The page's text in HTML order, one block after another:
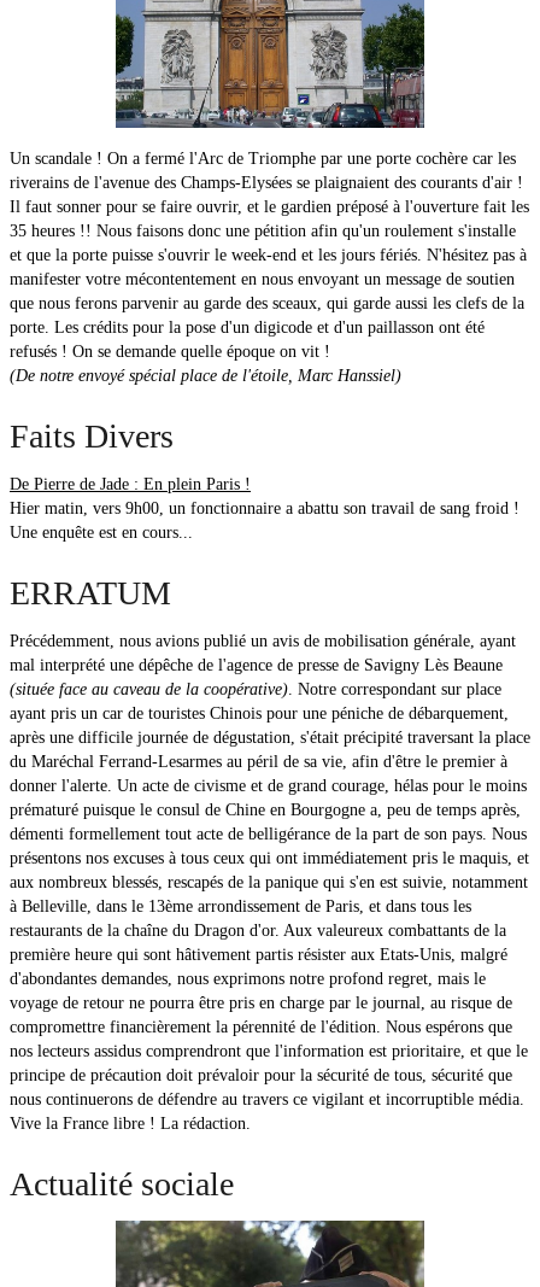
Un scandale ! On a fermé l'Arc de Triomphe par une porte cochère car les
riverains de l'avenue des Champs-Elysées se plaignaient des courants d'air !
Il faut sonner pour se faire ouvrir, et le gardien préposé à l'ouverture fait les
35 heures !! Nous faisons donc une pétition afin qu'un roulement s'installe
et que la porte puisse s'ouvrir le week-end et les jours fériés. N'hésitez pas à
manifester votre mécontentement en nous envoyant un message de soutien
que nous ferons parvenir au garde des sceaux, qui garde aussi les clefs de la
porte. Les crédits pour la pose d'un digicode et d'un paillasson ont été
refusés ! On se demande quelle époque on vit !
(De notre envoyé spécial place de l'étoile, Marc Hanssiel)
Faits Divers
De Pierre de Jade : En plein Paris !
Hier matin, vers 9h00, un fonctionnaire a abattu son travail de sang froid !
Une enquête est en cours...
ERRATUM
Précédemment, nous avions publié un avis de mobilisation générale, ayant
mal interprété une dépêche de l'agence de presse de Savigny Lès Beaune
(située face au caveau de la coopérative) . Notre correspondant sur place
ayant pris un car de touristes Chinois pour une péniche de débarquement,
après une difficile journée de dégustation, s'était précipité traversant la place
du Maréchal Ferrand-Lesarmes au péril de sa vie, afin d'être le premier à
donner l'alerte. Un acte de civisme et de grand courage, hélas pour le moins
prématuré puisque le consul de Chine en Bourgogne a, peu de temps après,
démenti formellement tout acte de belligérance de la part de son pays. Nous
présentons nos excuses à tous ceux qui ont immédiatement pris le maquis, et
aux nombreux blessés, rescapés de la panique qui s'en est suivie, notamment
à Belleville, dans le 13ème arrondissement de Paris, et dans tous les
restaurants de la chaîne du Dragon d'or. Aux valeureux combattants de la
première heure qui sont hâtivement partis résister aux Etats-Unis, malgré
d'abondantes demandes, nous exprimons notre profond regret, mais le
voyage de retour ne pourra être pris en charge par le journal, au risque de
compromettre financièrement la pérennité de l'édition. Nous espérons que
nos lecteurs assidus comprendront que l'information est prioritaire, et que le
principe de précaution doit prévaloir pour la sécurité de tous, sécurité que
nous continuerons de défendre au travers ce vigilant et incorruptible média.
Vive la France libre ! La rédaction.
Actualité sociale